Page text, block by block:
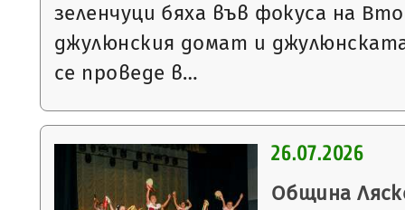
зеленчуци бяха във фокуса на
джулюнския домат и
се проведе в…
26.07.2026
Община